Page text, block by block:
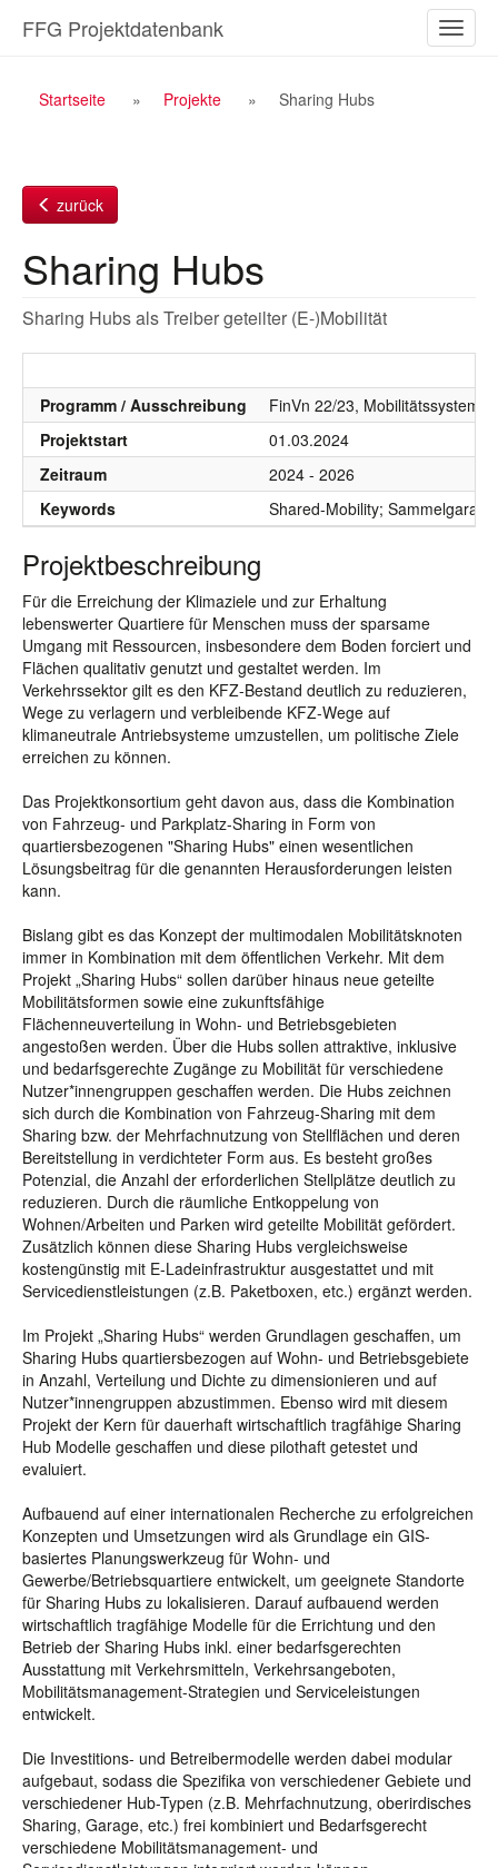
Inhalt
ein-/
FFG Projektdatenbank
Breadcrumb
Startseite Projekte Sharing Hubs
zurück
Sharing Hubs
Sharing Hubs als Treiber geteilter (E-)Mobilität
Programm / Ausschreibung
FinVn 22/23, Mobilitätssystem,
Projektstart
01.03.2024
Zeitraum
2024 - 2026
Keywords
Shared-Mobility;
Projektbeschreibung
Für die Erreichung der Klimaziele und zur Erhaltung
lebenswerter Quartiere für Menschen muss der sparsame
Umgang mit Ressourcen, insbesondere dem Boden forciert und
Flächen qualitativ genutzt und gestaltet werden. Im
Verkehrssektor gilt es den KFZ-Bestand deutlich zu reduzieren,
Wege zu verlagern und verbleibende KFZ-Wege auf
klimaneutrale Antriebsysteme umzustellen, um politische Ziele
erreichen zu können.
Das Projektkonsortium geht davon aus, dass die Kombination
von Fahrzeug- und Parkplatz-Sharing in Form von
quartiersbezogenen "Sharing Hubs" einen wesentlichen
Lösungsbeitrag für die genannten Herausforderungen leisten
kann.
Bislang gibt es das Konzept der multimodalen Mobilitätsknoten
immer in Kombination mit dem öffentlichen Verkehr. Mit dem
Projekt „Sharing Hubs“ sollen darüber hinaus neue geteilte
Mobilitätsformen sowie eine zukunftsfähige
Flächenneuverteilung in Wohn- und Betriebsgebieten
angestoßen werden. Über die Hubs sollen attraktive, inklusive
und bedarfsgerechte Zugänge zu Mobilität für verschiedene
Nutzer*innengruppen geschaffen werden. Die Hubs zeichnen
sich durch die Kombination von Fahrzeug-Sharing mit dem
Sharing bzw. der Mehrfachnutzung von Stellflächen und deren
Bereitstellung in verdichteter Form aus. Es besteht großes
Potenzial, die Anzahl der erforderlichen Stellplätze deutlich zu
reduzieren. Durch die räumliche Entkoppelung von
Wohnen/Arbeiten und Parken wird geteilte Mobilität gefördert.
Zusätzlich können diese Sharing Hubs vergleichsweise
kostengünstig mit E-Ladeinfrastruktur ausgestattet und mit
Servicedienstleistungen (z.B. Paketboxen, etc.) ergänzt werden.
Im Projekt „Sharing Hubs“ werden Grundlagen geschaffen, um
Sharing Hubs quartiersbezogen auf Wohn- und Betriebsgebiete
in Anzahl, Verteilung und Dichte zu dimensionieren und auf
Nutzer*innengruppen abzustimmen. Ebenso wird mit diesem
Projekt der Kern für dauerhaft wirtschaftlich tragfähige Sharing
Hub Modelle geschaffen und diese pilothaft getestet und
evaluiert.
Aufbauend auf einer internationalen Recherche zu erfolgreichen
Konzepten und Umsetzungen wird als Grundlage ein GIS-
basiertes Planungswerkzeug für Wohn- und
Gewerbe/Betriebsquartiere entwickelt, um geeignete Standorte
für Sharing Hubs zu lokalisieren. Darauf aufbauend werden
wirtschaftlich tragfähige Modelle für die Errichtung und den
Betrieb der Sharing Hubs inkl. einer bedarfsgerechten
Ausstattung mit Verkehrsmitteln, Verkehrsangeboten,
Mobilitätsmanagement-Strategien und Serviceleistungen
entwickelt.
Die Investitions- und Betreibermodelle werden dabei modular
aufgebaut, sodass die Spezifika von verschiedener Gebiete und
verschiedener Hub-Typen (z.B. Mehrfachnutzung, oberirdisches
Sharing, Garage, etc.) frei kombiniert und Bedarfsgerecht
verschiedene Mobilitätsmanagement- und